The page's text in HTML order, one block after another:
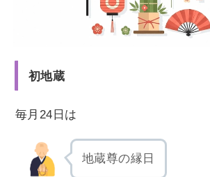
初地蔵
毎月24日は
地蔵尊の縁日